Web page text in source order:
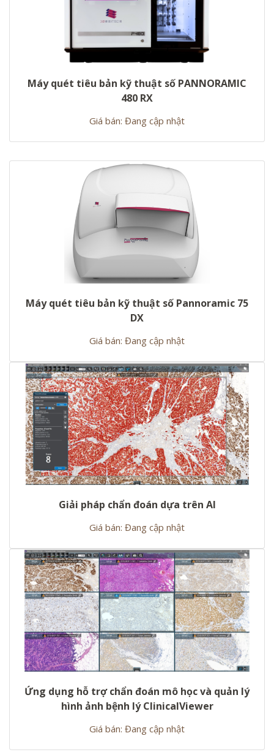
Máy quét tiêu bản kỹ thuật số PANNORAMIC
480 RX
Giá bán: Đang cập nhật
Máy quét tiêu bản kỹ thuật số Pannoramic 75
DX
Giá bán: Đang cập nhật
Giải pháp chẩn đoán dựa trên AI
Giá bán: Đang cập nhật
Ứng dụng hỗ trợ chẩn đoán mô học và quản lý
hình ảnh bệnh lý ClinicalViewer
Giá bán: Đang cập nhật